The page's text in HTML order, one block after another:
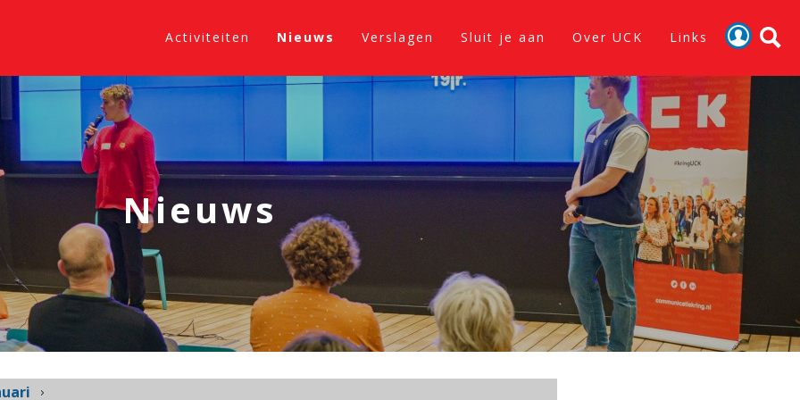
Activiteiten Nieuws Verslagen Sluit je aan Over UCK Links
Nieuws
Activiteiten
Nieuws
Verslagen
Sluit je aan
Over UCK
Links